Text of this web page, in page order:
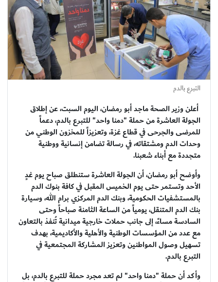
التبرع بالدم
أعلن وزير الصحة ماجد أبو رمضان، اليوم السبت، عن إطلاق
الجولة العاشرة من حملة "دمنا واحد" للتبرع بالدم، دعماً
للمرضى والجرحى في قطاع غزة، وتعزيزاً للمخزون الوطني من
وحدات الدم ومشتقاته، في رسالة تضامن إنسانية ووطنية
متجددة مع أبناء شعبنا.
وأوضح أبو رمضان، أن الجولة العاشرة ستنطلق صباح يوم غدٍ
الأحد وتستمر حتى يوم الخميس المقبل في كافة بنوك الدم
بالمستشفيات الحكومية، وبنك الدم المركزي برام الله، وسيارة
بنك الدم المتنقل، يومياً من الساعة الثامنة صباحاً وحتى
السادسة مساءً، إلى جانب حملات خارجية ميدانية تُنفذ بالتعاون
مع عدد من المؤسسات الوطنية والأهلية والأكاديمية، بهدف
تسهيل وصول المواطنين وتعزيز المشاركة المجتمعية في
التبرع بالدم.
وأكد أن حملة "دمنا واحد" لم تعد مجرد حملة للتبرع بالدم، بل